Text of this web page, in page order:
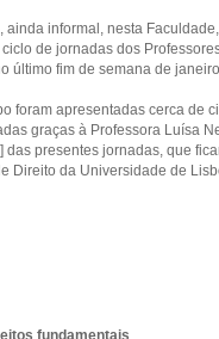
ainda informal, nesta
de jornadas dos
último fim de semana de
foram apresentadas cerca de
graças à Professora Luísa
das presentes jornadas, que
Direito da Universidade de
fundamentais